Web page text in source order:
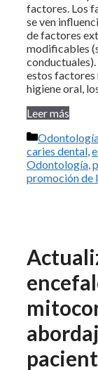
factores. Los
se ven
de factores
modificables
estos
higiene oral,
Leer más
Categorías
caries dental
Odontología
promoción de